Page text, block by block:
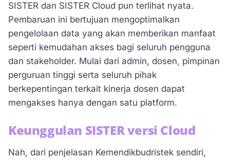
SISTER dan SISTER Cloud pun terlihat nyata.
Pembaruan ini bertujuan mengoptimalkan
pengelolaan data yang akan memberikan manfaat
seperti kemudahan akses bagi seluruh pengguna
dan stakeholder. Mulai dari admin, dosen, pimpinan
perguruan tinggi serta seluruh pihak
berkepentingan terkait kinerja dosen dapat
mengakses hanya dengan satu platform.
Keunggulan SISTER versi Cloud
Nah, dari penjelasan Kemendikbudristek sendiri,